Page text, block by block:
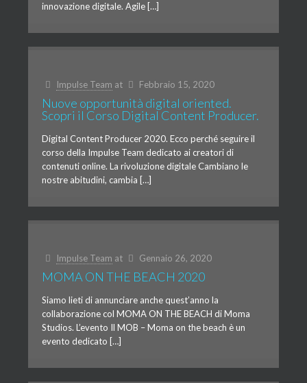
innovazione digitale. Agile […]
Impulse Team at Febbraio 15, 2020
Nuove opportunità digital oriented.
Scopri il Corso Digital Content Producer.
Digital Content Producer 2020. Ecco perché seguire il
corso della Impulse Team dedicato ai creatori di
contenuti online. La rivoluzione digitale Cambiano le
nostre abitudini, cambia […]
Impulse Team at Gennaio 26, 2020
MOMA ON THE BEACH 2020
Siamo lieti di annunciare anche quest’anno la
collaborazione col MOMA ON THE BEACH di Moma
Studios. L’evento Il MOB – Moma on the beach è un
evento dedicato […]